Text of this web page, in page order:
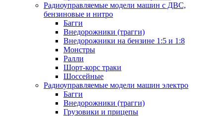
Радиоуправляемые модели машин с ДВС,
бензиновые и нитро
Багги
Внедорожники (трагги)
Внедорожники на бензине 1:5 и 1:8
Монстры
Ралли
Шорт-корс траки
Шоссейные
Радиоуправляемые модели машин электро
Багги
Внедорожники (трагги)
Грузовики и прицепы